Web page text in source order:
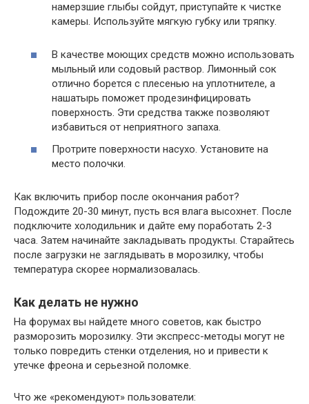
намерзшие глыбы сойдут, приступайте к чистке
камеры. Используйте мягкую губку или тряпку.
В качестве моющих средств можно использовать
мыльный или содовый раствор. Лимонный сок
отлично борется с плесенью на уплотнителе, а
нашатырь поможет продезинфицировать
поверхность. Эти средства также позволяют
избавиться от неприятного запаха.
Протрите поверхности насухо. Установите на
место полочки.
Как включить прибор после окончания работ?
Подождите 20-30 минут, пусть вся влага высохнет. После
подключите холодильник и дайте ему поработать 2-3
часа. Затем начинайте закладывать продукты. Старайтесь
после загрузки не заглядывать в морозилку, чтобы
температура скорее нормализовалась.
Как делать не нужно
На форумах вы найдете много советов, как быстро
разморозить морозилку. Эти экспресс-методы могут не
только повредить стенки отделения, но и привести к
утечке фреона и серьезной поломке.
Что же «рекомендуют» пользователи: